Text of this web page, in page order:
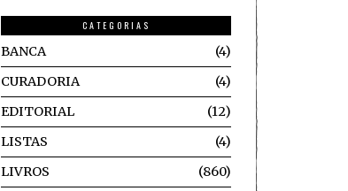
CATEGORIAS
BANCA
4
CURADORIA
4
EDITORIAL
12
LISTAS
4
LIVROS
860